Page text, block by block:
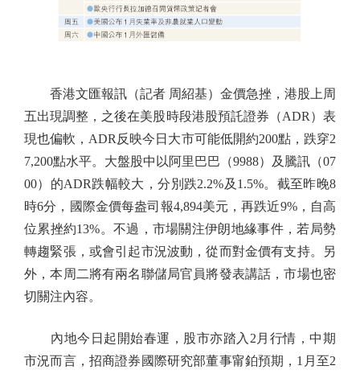
香港文匯報訊（記者 周紹基）金價急挫，港股上周
五出現調整，之後在美股時段港股預託證券（ADR）表
現也偏軟，ADR反映今日大市可能低開約200點，跌穿2
7,200點水平。大盤股中以阿里巴巴（9988）及騰訊（07
00）的ADR跌幅較大，分別跌2.2%及1.5%。截至昨晚8
時6分，國際金價每盎司報4,894美元，再跌近9%，自高
位累挫約13%。不過，市場關注伊朗地緣事件，若局勢
轉趨緊張，或會引起市況波動，從而對金價有支持。另
外，本周二將有兩名聯儲局官員將發表講話，市場也密
切關注內容。
內地今日起開始春運，股市亦踏入2月行情，中期
市況而言，招商證券國際研究部董事甯鉑預期，1月至2